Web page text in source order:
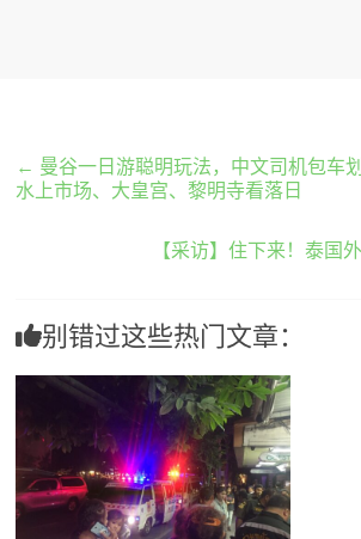
← 曼谷一日游聪明玩法，中文司机包车
水上市场、大皇宫、黎明寺看落日
【采访】住下来！泰国
别错过这些热门文章：